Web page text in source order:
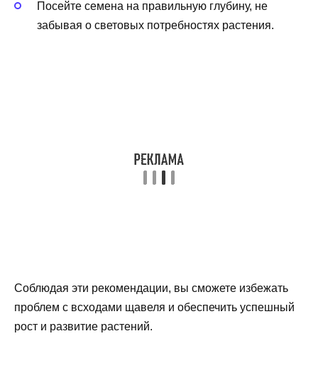
Посейте семена на правильную глубину, не
забывая о световых потребностях растения.
Соблюдая эти рекомендации, вы сможете избежать
проблем с всходами щавеля и обеспечить успешный
рост и развитие растений.